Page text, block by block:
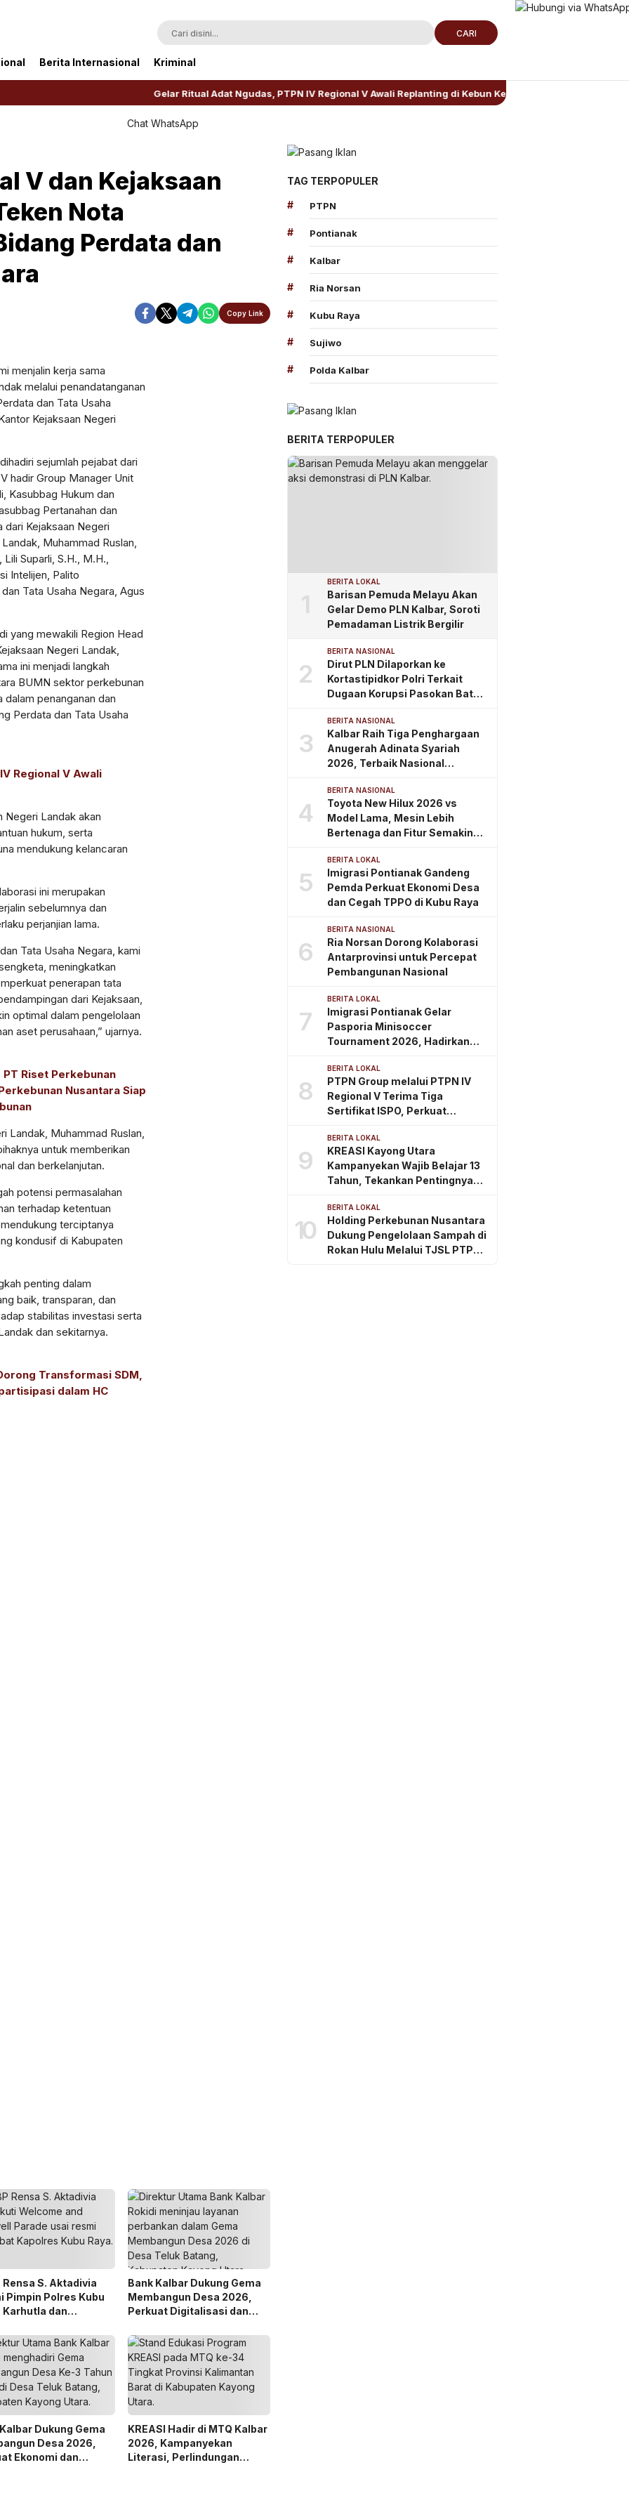
CARI
Berita Internasional Kriminal
Gelar Ritual Adat Ngudas, PTPN IV Regional V Awali Replanting di Kebun Kembayan
V dan Kejaksaan
Nota
Perdata dan
Copy Link
menjalin kerja sama
melalui penandatanganan
dan Tata Usaha
Kejaksaan Negeri
sejumlah pejabat dari
hadir Group Manager Unit
Kasubbag Hukum dan
Pertanahan dan
dari Kejaksaan Negeri
Muhammad Ruslan,
Suparli, S.H., M.H.,
Intelijen, Palito
Tata Usaha Negara, Agus
yang mewakili Region Head
Negeri Landak,
ini menjadi langkah
BUMN sektor perkebunan
penanganan dan
Perdata dan Tata Usaha
Regional V Awali
Negeri Landak akan
hukum, serta
mendukung kelancaran
ini merupakan
sebelumnya dan
perjanjian lama.
Tata Usaha Negara, kami
meningkatkan
penerapan tata
dari Kejaksaan,
optimal dalam pengelolaan
aset perusahaan,” ujarnya.
Riset Perkebunan
Nusantara Siap
Landak, Muhammad Ruslan,
untuk memberikan
dan berkelanjutan.
potensi permasalahan
terhadap ketentuan
terciptanya
kondusif di Kabupaten
penting dalam
baik, transparan, dan
stabilitas investasi serta
dan sekitarnya.
Transformasi SDM,
dalam HC
Rensa S. Aktadivia
Pimpin Polres Kubu
Karhutla dan
Bank Kalbar Dukung Gema
Membangun Desa 2026,
Perkuat Digitalisasi dan
Dukung Gema
Desa 2026,
Ekonomi dan
KREASI Hadir di MTQ Kalbar
2026, Kampanyekan
Literasi, Perlindungan
TAG TERPOPULER
#
PTPN
# Pontianak
# Kalbar
# Ria Norsan
# Kubu Raya
# Sujiwo
# Polda Kalbar
BERITA TERPOPULER
1
BERITA LOKAL
Barisan Pemuda Melayu Akan
Gelar Demo PLN Kalbar, Soroti
Pemadaman Listrik Bergilir
2
BERITA NASIONAL
Dirut PLN Dilaporkan ke
Kortastipidkor Polri Terkait
Dugaan Korupsi Pasokan Batu
3
BERITA NASIONAL
Kalbar Raih Tiga Penghargaan
Anugerah Adinata Syariah
2026, Terbaik Nasional
4
BERITA NASIONAL
Toyota New Hilux 2026 vs
Model Lama, Mesin Lebih
Bertenaga dan Fitur Semakin
5
BERITA LOKAL
Imigrasi Pontianak Gandeng
Pemda Perkuat Ekonomi Desa
dan Cegah TPPO di Kubu Raya
6
BERITA NASIONAL
Ria Norsan Dorong Kolaborasi
Antarprovinsi untuk Percepat
Pembangunan Nasional
7
BERITA LOKAL
Imigrasi Pontianak Gelar
Pasporia Minisoccer
Tournament 2026, Hadirkan
8
BERITA LOKAL
PTPN Group melalui PTPN IV
Regional V Terima Tiga
Sertifikat ISPO, Perkuat
Berkelanjutan di Kalimantan
Timur
9
BERITA LOKAL
KREASI Kayong Utara
Kampanyekan Wajib Belajar 13
Tahun, Tekankan Pentingnya
Dini
10
BERITA LOKAL
Holding Perkebunan Nusantara
Dukung Pengelolaan Sampah di
Rokan Hulu Melalui TJSL PTPN